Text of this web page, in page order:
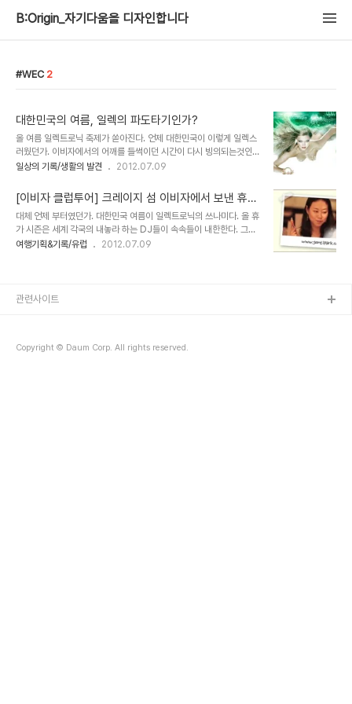
B:Origin_자기다움을 디자인합니다
WEC 2
대한민국의 여름, 일렉의 파도타기인가?
올 여름 일렉트로닉 축제가 쏟아진다. 언제 대한민국이 이렇게 일렉스
러웠던가. 이비자에서의 어깨를 들썩이던 시간이 다시 빙의되는것인
가. 3개의 일렉트로닉 페스티벌을 알아보자. 여름휴가 이 페스티벌로
킨텍스 http://www.sensation.com/korea/ko 맥주파는 회사에
서 웬 페스티벌을. 아시아 최초란다. 그래 하이네켄의 이미지는 이런거
였어. UMF (Ultra Music Festival) 8.3~8.4 @올림픽경기장
http://www.umfkorea.com/ 오마이갓을 외칠수 밖에 없다. 이비
자에서도 포스터만 수없이 보아왔던 티에스코가 내한한다니. UMF도
일상의 기록/생활의 발견 2012.07.09
[이비자 클럽투어] 크레이지 섬 이비자에서 보낸 휴가
I♥IBIZA
대체 언제 부터였던가. 대한민국 여름이 일렉트로닉의 쓰나미다. 올 휴
가 시즌은 세계 각국의 내놓라 하는 DJ들이 속속들이 내한한다. 그것
도 7,8월에 걸쳐 무려 3건이나 된다. 마치 여름 휴가 대신 이 페스티
Carnival) @ 가평 자라섬 캠핑장 일레트로닉 뮤직. 실은 아직도 잘
여행기획&기록/유럽 2012.07.09
Copyright © Daum Corp. All rights reserved.
관련사이트